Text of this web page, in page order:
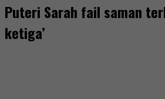
Puteri Sarah fail saman
ketiga’